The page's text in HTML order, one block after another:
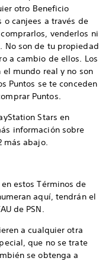
otro Beneficio
canjees a través de
venderlos ni
No son de tu propiedad
a cambio de ellos. Los
mundo real y no son
Puntos se te conceden
Puntos.
Stars en
información sobre
más abajo.
estos Términos de
aquí, tendrán el
de PSN.
a cualquier otra
que no se trate
se obtenga a